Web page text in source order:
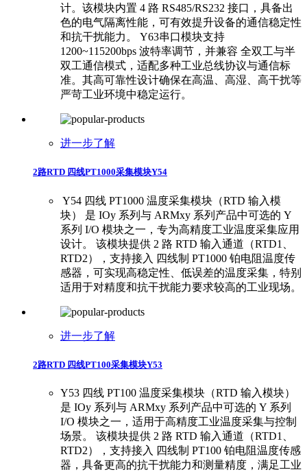
计。该模块内置 4 路 RS485/RS232 接口，具备出
色的电气隔离性能，可有效提升设备的通信稳定性
和抗干扰能力。 ​ ​Y63串口模块支持
1200~115200bps 波特率调节，并兼容 全双工与半
双工通信模式，适配多种工业总线协议与通信标
准。其高可靠性设计确保在高温、高湿、高干扰等
严苛工业环境中稳定运行。
进一步了解
2路RTD 四线PT1000采集模块Y54
​ ​Y54 四线 PT1000 温度采集模块（RTD 输入模
块） 是 IOy 系列与 ARMxy 系列产品中可选的 Y
系列 I/O 模块之一，专为高精度工业温度采集应用
设计。 ​ ​该模块提供 2 路 RTD 输入通道（RTD1、
RTD2），支持接入 四线制 PT1000 铂电阻温度传
感器，可实现高稳定性、低误差的温度采集，特别
适用于对精度和抗干扰能力要求较高的工业现场。
进一步了解
2路RTD 四线PT100采集模块Y53
Y53 四线 PT100 温度采集模块（RTD 输入模块）
是 IOy 系列与 ARMxy 系列产品中可选的 Y 系列
I/O 模块之一，适用于高精度工业温度采集与控制
场景。 该模块提供 2 路 RTD 输入通道（RTD1、
RTD2），支持接入 四线制 PT100 铂电阻温度传感
器，具备更高的抗干扰能力和测量精度，满足工业